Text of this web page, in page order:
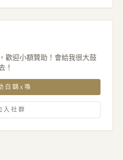
歡迎小額贊助！會給我很大鼓
！
白鷗x喚
入社群